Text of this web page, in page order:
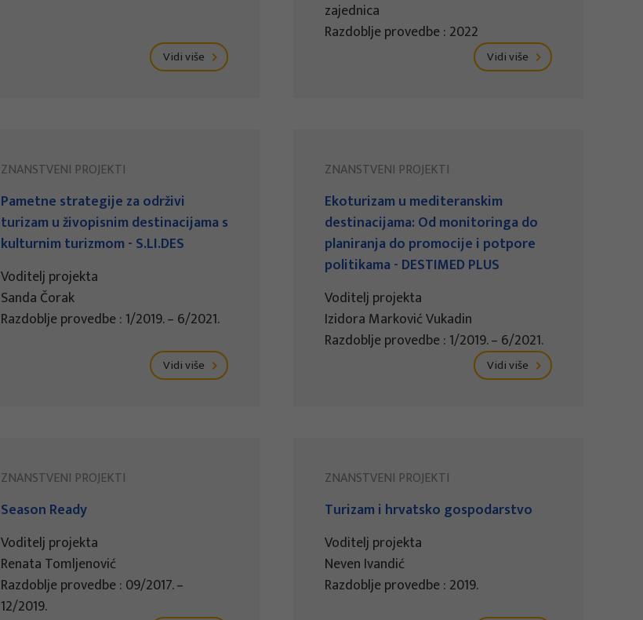
Vidi više
zajednica
Razdoblje provedbe : 2022
Vidi više
ZNANSTVENI PROJEKTI
Pametne strategije za održivi
turizam u živopisnim destinacijama s
kulturnim turizmom - S.LI.DES
Voditelj projekta
Sanda Čorak
Razdoblje provedbe : 1/2019. – 6/2021.
Vidi više
ZNANSTVENI PROJEKTI
Ekoturizam u mediteranskim
destinacijama: Od monitoringa do
planiranja do promocije i potpore
politikama - DESTIMED PLUS
Voditelj projekta
Izidora Marković Vukadin
Razdoblje provedbe : 1/2019. – 6/2021.
Vidi više
ZNANSTVENI PROJEKTI
Season Ready
Voditelj projekta
Renata Tomljenović
Razdoblje provedbe : 09/2017. –
12/2019.
ZNANSTVENI PROJEKTI
Turizam i hrvatsko gospodarstvo
Voditelj projekta
Neven Ivandić
Razdoblje provedbe : 2019.